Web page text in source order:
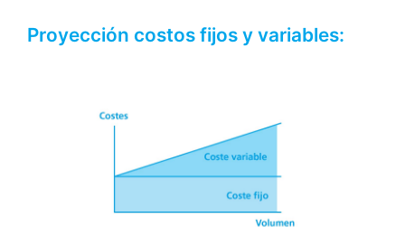
Proyección costos fijos y variables: